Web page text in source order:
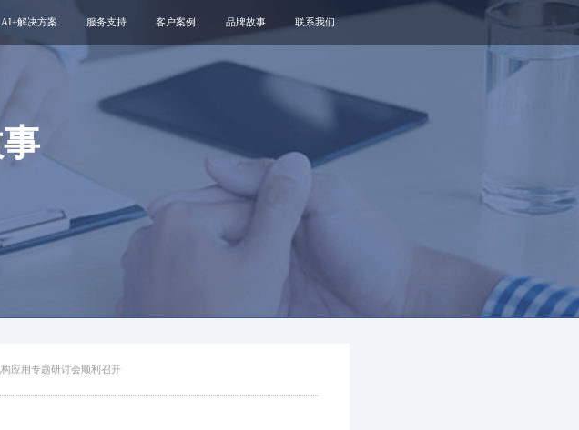
AI+解决方案
用户服务智能体
互联网医院
管理解决方案
服务支持
互联网运维服务
新媒体运维服务
医院云安全服务
客户案例 品牌故事
通知公告
联系我们
应用专题研讨会顺利召开